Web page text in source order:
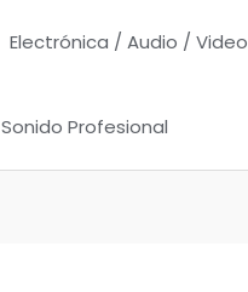
Electrónica / Audio / Video
Sonido Profesional